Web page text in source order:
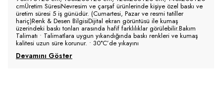
cmÜretim SüresiNevresim ve çarşaf ürünlerinde kişiye özel baskı ve
üretim süresi 5 iş günüdür. (Cumartesi, Pazar ve resmi tatiller
hariç)Renk & Desen BilgisiDijital ekran görüntüsü ile kumaş
üzerindeki baskı tonları arasında hafif farklılıklar görülebilir.Bakım
Talimatı • Talimatlara uygun yıkandığında baskı renkleri ve kumaş
kalitesi uzun süre korunur. • 30°C’de yıkayını
Devamını Göster